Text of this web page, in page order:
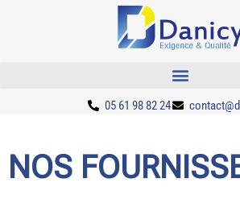
05 61 98 82 24
NOS